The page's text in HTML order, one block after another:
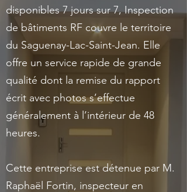
disponibles 7 jours sur 7, Inspection
de bâtiments RF couvre le territoire
du Saguenay-Lac-Saint-Jean. Elle
offre un service rapide de grande
qualité dont la remise du rapport
écrit avec photos s’effectue
généralement à l’intérieur de 48
heures.
Cette entreprise est détenue par M.
Raphaël Fortin, inspecteur en